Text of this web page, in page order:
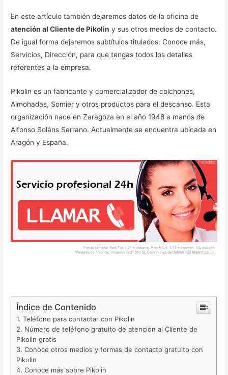
En este artículo también dejaremos datos de la oficina de
atención al Cliente de Pikolin y sus otros medios de contacto.
De igual forma dejaremos subtítulos titulados: Conoce más,
Servicios, Dirección, para que tengas todos los detalles
referentes a la empresa.
Pikolin es un fabricante y comercializador de colchones,
Almohadas, Somier y otros productos para el descanso. Esta
organización nace en Zaragoza en el año 1948 a manos de
Alfonso Soláns Serrano. Actualmente se encuentra ubicada en
Aragón y España.
Índice de Contenido
Teléfono para contactar con Pikolin
Número de teléfono gratuito de atención al Cliente de
Pikolin gratis
Conoce otros medios y formas de contacto gratuito con
Pikolin
Conoce más sobre Pikolin